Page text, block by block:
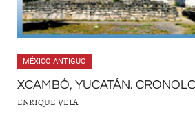
MÉXICO ANTIGUO
XCAMBÓ, YUCATÁN.
ENRIQUE VELA